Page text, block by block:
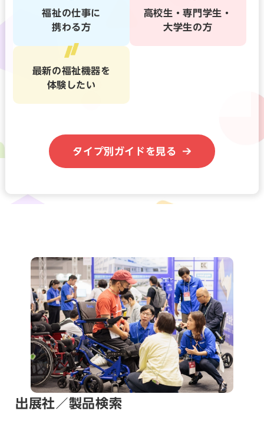
福祉の仕事に
携わる方
高校生・専門学生・
大学生の方
最新の福祉機器を
体験したい
タイプ別ガイドを見る
出展社／製品検索